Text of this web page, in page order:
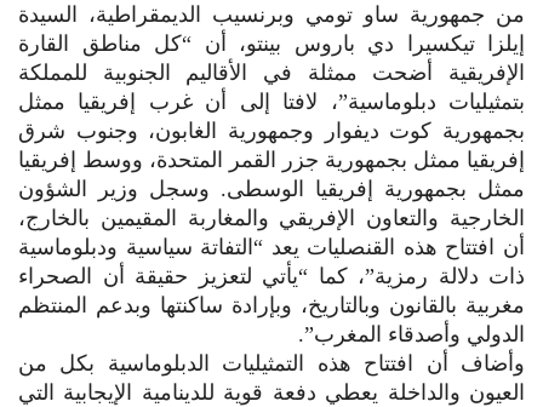
من جمهورية ساو تومي وبرنسيب الديمقراطية، السيدة
إيلزا تيكسيرا دي باروس بينتو، أن “كل مناطق القارة
الإفريقية أضحت ممثلة في الأقاليم الجنوبية للمملكة
بتمثيليات دبلوماسية”، لافتا إلى أن غرب إفريقيا ممثل
بجمهورية كوت ديفوار وجمهورية الغابون، وجنوب شرق
إفريقيا ممثل بجمهورية جزر القمر المتحدة، ووسط إفريقيا
ممثل بجمهورية إفريقيا الوسطى. وسجل وزير الشؤون
الخارجية والتعاون الإفريقي والمغاربة المقيمين بالخارج،
أن افتتاح هذه القنصليات يعد “التفاتة سياسية ودبلوماسية
ذات دلالة رمزية”، كما “يأتي لتعزيز حقيقة أن الصحراء
مغربية بالقانون وبالتاريخ، وبإرادة ساكنتها وبدعم المنتظم
الدولي وأصدقاء المغرب”.
وأضاف أن افتتاح هذه التمثيليات الدبلوماسية بكل من
العيون والداخلة يعطي دفعة قوية للدينامية الإيجابية التي